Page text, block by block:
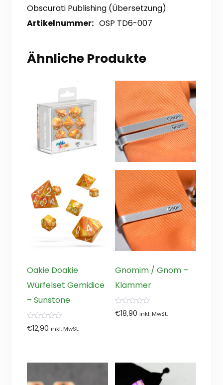
Obscurati Publishing (Übersetzung)
Artikelnummer: OSP TD6-007
Ähnliche Produkte
Oakie Doakie
Würfelset Gemidice
– Sunstone
0
von
€12,90 inkl. MwSt.
Gnomim / Gnom –
Klammer
0
von
€18,90 inkl. MwSt.